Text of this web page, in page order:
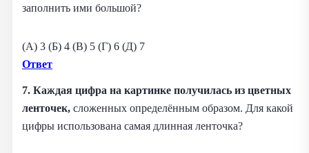
заполнить ими большой?
(A) 3 (Б) 4 (B) 5 (Г) 6 (Д) 7
Ответ
7. Каждая цифра на картинке получилась из цветных
ленточек, сложенных определённым образом. Для какой
цифры использована самая длинная ленточка?